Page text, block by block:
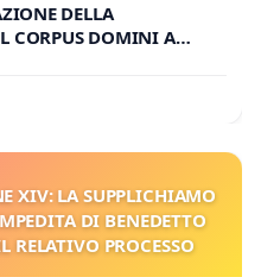
DELLA
CORPUS DOMINI A
XIV: LA SUPPLICHIAMO
DI BENEDETTO
RELATIVO PROCESSO